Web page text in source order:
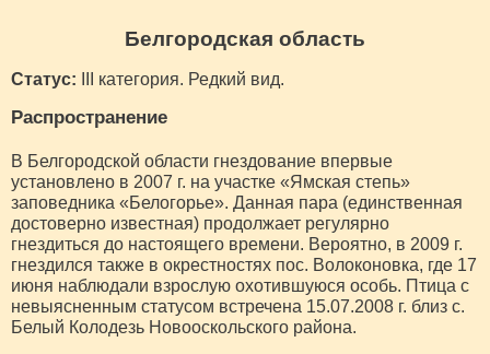
Белгородская область
Статус: III категория. Редкий вид.
Распространение
В Белгородской области гнездование впервые
установлено в 2007 г. на участке «Ямская степь»
заповедника «Белогорье». Данная пара (единственная
достоверно известная) продолжает регулярно
гнездиться до настоящего времени. Вероятно, в 2009 г.
гнездился также в окрестностях пос. Волоконовка, где 17
июня наблюдали взрослую охотившуюся особь. Птица с
невыясненным статусом встречена 15.07.2008 г. близ с.
Белый Колодезь Новооскольского района.